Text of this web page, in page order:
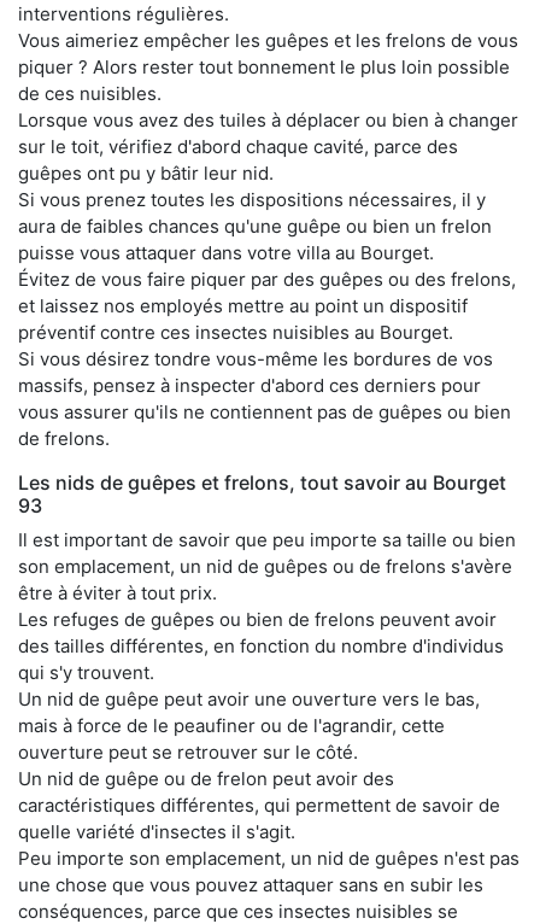
interventions régulières.
Vous aimeriez empêcher les guêpes et les frelons de vous
piquer ? Alors rester tout bonnement le plus loin possible
de ces nuisibles.
Lorsque vous avez des tuiles à déplacer ou bien à changer
sur le toit, vérifiez d'abord chaque cavité, parce des
guêpes ont pu y bâtir leur nid.
Si vous prenez toutes les dispositions nécessaires, il y
aura de faibles chances qu'une guêpe ou bien un frelon
puisse vous attaquer dans votre villa au Bourget.
Évitez de vous faire piquer par des guêpes ou des frelons,
et laissez nos employés mettre au point un dispositif
préventif contre ces insectes nuisibles au Bourget.
Si vous désirez tondre vous-même les bordures de vos
massifs, pensez à inspecter d'abord ces derniers pour
vous assurer qu'ils ne contiennent pas de guêpes ou bien
de frelons.
Les nids de guêpes et frelons, tout savoir au Bourget
93
Il est important de savoir que peu importe sa taille ou bien
son emplacement, un nid de guêpes ou de frelons s'avère
être à éviter à tout prix.
Les refuges de guêpes ou bien de frelons peuvent avoir
des tailles différentes, en fonction du nombre d'individus
qui s'y trouvent.
Un nid de guêpe peut avoir une ouverture vers le bas,
mais à force de le peaufiner ou de l'agrandir, cette
ouverture peut se retrouver sur le côté.
Un nid de guêpe ou de frelon peut avoir des
caractéristiques différentes, qui permettent de savoir de
quelle variété d'insectes il s'agit.
Peu importe son emplacement, un nid de guêpes n'est pas
une chose que vous pouvez attaquer sans en subir les
conséquences, parce que ces insectes nuisibles se